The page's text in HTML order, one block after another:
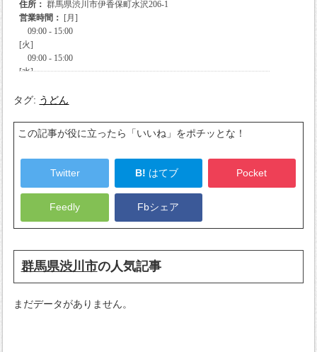
タグ: うどん
この記事が役に立ったら「いいね」をポチッとな！
Twitter B! はてブ Pocket
Feedly Fbシェア
群馬県渋川市の人気記事
まだデータがありません。